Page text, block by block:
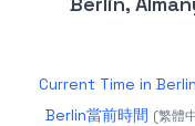
Current Time in Berlin
Berlin當前時間 (繁體